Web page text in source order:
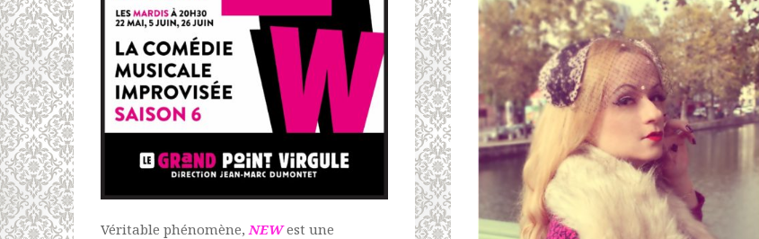
Véritable phénomène, NEWest une